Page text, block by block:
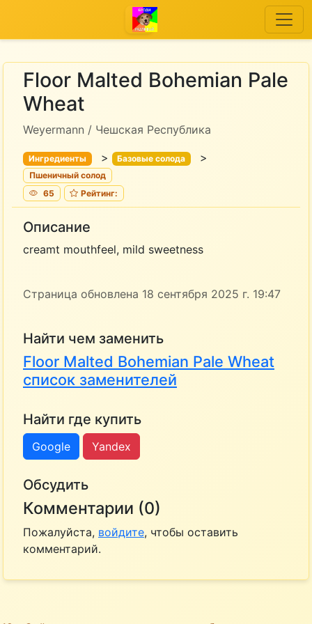
Floor Malted Bohemian Pale
Wheat
Weyermann / Чешская Республика
Ингредиенты > Базовые солода >
Пшеничный солод
65
Рейтинг:
Описание
creamt mouthfeel, mild sweetness
Страница обновлена 18 сентября 2025 г. 19:47
Найти чем заменить
Floor Malted Bohemian Pale Wheat
список заменителей
Найти где купить
Google Yandex
Обсудить
Комментарии (0)
Пожалуйста, войдите, чтобы оставить
комментарий.